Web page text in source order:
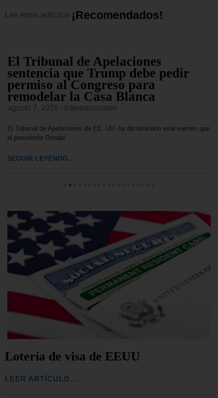
Lee estos artículos ¡Recomendados!
El Tribunal de Apelaciones
sentencia que Trump debe pedir
permiso al Congreso para
remodelar la Casa Blanca
agosto 7, 2026 Internacionales
El Tribunal de Apelaciones de EE. UU. ha dictaminado este viernes que
el presidente Donald
SEGUIR LEYENDO...
Lotería de visa de EEUU
LEER ARTÍCULO...